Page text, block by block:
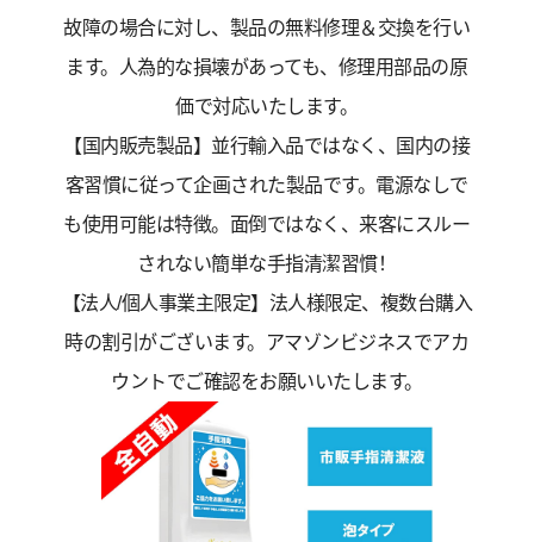
故障の場合に対し、製品の無料修理＆交換を行い
ます。人為的な損壊があっても、修理用部品の原
価で対応いたします。
【国内販売製品】並行輸入品ではなく、国内の接
客習慣に従って企画された製品です。電源なしで
も使用可能は特徴。面倒ではなく、来客にスルー
されない簡単な手指清潔習慣！
【法人/個人事業主限定】法人様限定、複数台購入
時の割引がございます。アマゾンビジネスでアカ
ウントでご確認をお願いいたします。